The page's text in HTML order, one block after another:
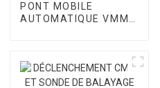
PONT MOBILE
AUTOMATIQUE VMM